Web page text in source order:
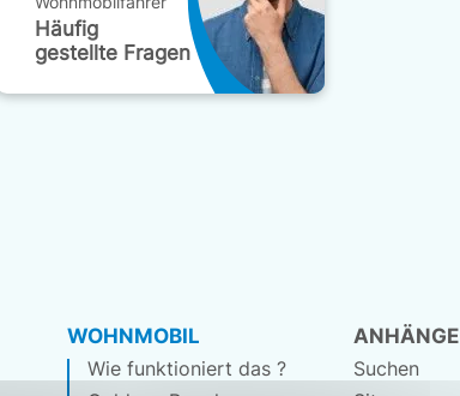
Häufig
gestellte Fragen
WOHNMOBIL
Wie funktioniert das ?
ANHÄNGE
Suchen